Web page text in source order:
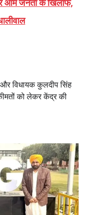
आम जनता के खिलाफ,
विधायक कुलदीप सिंह
को लेकर केंद्र की